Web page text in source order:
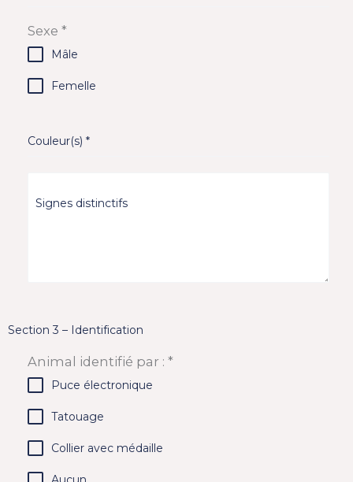
Sexe *
Mâle
Femelle
Couleur(s) *
Signes distinctifs
Section 3 – Identification
Animal identifié par : *
Puce électronique
Tatouage
Collier avec médaille